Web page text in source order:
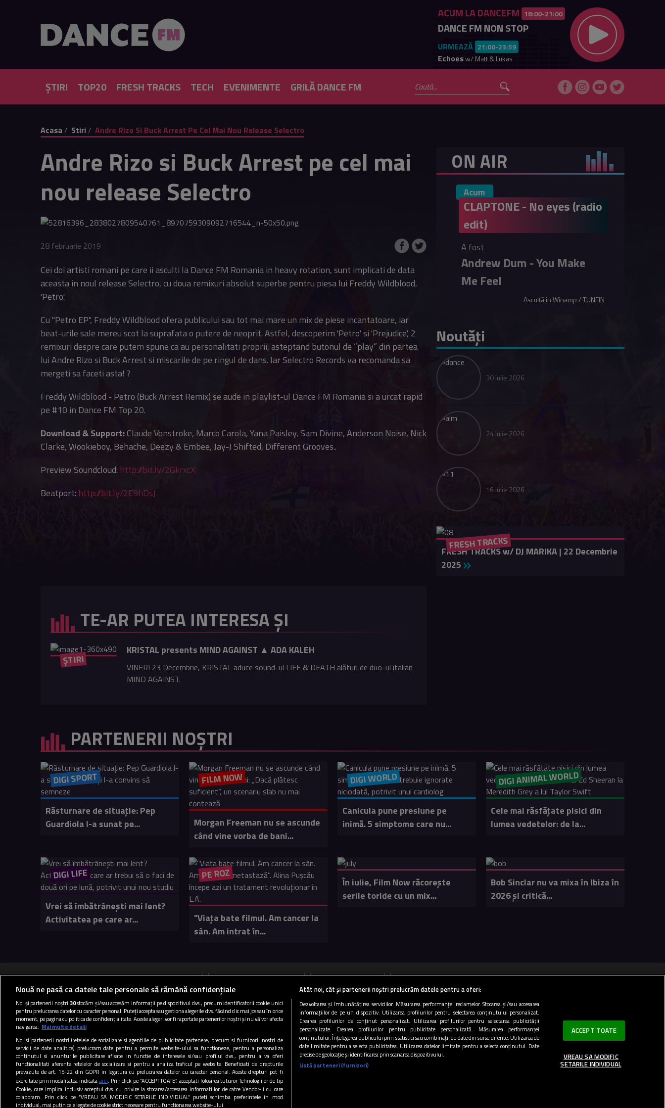
ACUM LA DANCEFM 18:00-21:00
DANCE FM NON STOP
URMEAZĂ 21:00-23:59
Echoesw/ Matt & Lukas
ȘTIRI TOP20 FRESH TRACKS TECH EVENIMENTE GRILĂ DANCE FM
Acasa Stiri Andre Rizo Si Buck Arrest Pe Cel Mai Nou Release Selectro
Andre Rizo si Buck Arrest pe cel mai
nou release Selectro
28 februarie 2019
Cei doi artisti romani pe care ii asculti la Dance FM Romania in heavy rotation, sunt implicati de data
aceasta in noul release Selectro, cu doua remixuri absolut superbe pentru piesa lui Freddy Wildblood,
'Petro'.
Cu "Petro EP", Freddy Wildblood ofera publicului sau tot mai mare un mix de piese incantatoare, iar
beat-urile sale mereu scot la suprafata o putere de neoprit. Astfel, descoperim 'Petro' si 'Prejudice', 2
remixuri despre care putem spune ca au personalitati proprii, asteptand butonul de “play” din partea
lui Andre Rizo si Buck Arrest si miscarile de pe ringul de dans. Iar Selectro Records va recomanda sa
mergeti sa faceti asta! ?
Freddy Wildblood - Petro (Buck Arrest Remix) se aude in playlist-ul Dance FM Romania si a urcat rapid
pe #10 in Dance FM Top 20.
Download & Support:Claude Vonstroke, Marco Carola, Yana Paisley, Sam Divine, Anderson Noise, Nick
Clarke, Wookieboy, Behache, Deezy & Embee, Jay-J Shifted, Different Grooves..
Preview Soundcloud: http://bit.ly/2GkrxcX
Beatport: http://bit.ly/2E9hDsJ
ON AIR
Acum
CLAPTONE - No eyes (radio
edit)
A fost
Andrew Dum - You Make
Me Feel
Ascultă înWinamp/TUNEIN
Noutăți
30 iulie 2026
24 iulie 2026
16 iulie 2026
FRESH TRACKS
FRESH TRACKS w/ DJ MARIKA | 22 Decembrie
2025
TE-AR PUTEA INTERESA ȘI
ȘTIRI
KRISTAL presents MIND AGAINST ▲ ADA KALEH
VINERI 23 Decembrie, KRISTAL aduce sound-ul LIFE & DEATH alături de duo-ul italian
MIND AGAINST.
PARTENERII NOȘTRI
DIGI SPORT
Răsturnare de situație: Pep
Guardiola l-a sunat pe...
FILM NOW
Morgan Freeman nu se ascunde
când vine vorba de bani...
DIGI WORLD
Canicula pune presiune pe
inimă. 5 simptome care nu...
DIGI ANIMAL WORLD
Cele mai răsfățate pisici din
lumea vedetelor: de la...
DIGI LIFE
Vrei să îmbătrânești mai lent?
Activitatea pe care ar...
PE ROZ
"Viața bate filmul. Am cancer la
sân. Am intrat în...
În iulie, Film Now răcorește
serile toride cu un mix...
Bob Sinclar nu va mixa în Ibiza în
2026 și critică...
București 89.5 FM Cluj 103 FM
Târgu Mureș 100 FM
Copyright © 2026 / DIGI ROMANIA S.A.
Termeni si conditii|Gestionați preferințele|Politica de confidentialitate|Arhiva Top 20
CONTACT/INFO CODUL ETIC
Urmărește-ne și pe:
Nouă ne pasă ca datele tale personale să rămână confidențiale
Noi și partenerii noștri 30stocăm și/sau accesăm informații pe dispozitivul dvs., precum identificatorii cookie unici
pentru prelucrarea datelor cu caracter personal. Puteți accepta sau gestiona alegerile dvs. făcând clic mai jos sau în orice
moment, pe pagina cu politica de confidențialitate. Aceste alegeri vor fi raportate partenerilor noștri și nu vă vor afecta
navigarea. Mai multe detalii
Noi si partenerii nostri (retelele de socializare si agentiile de publicitate partenere, precum si furnizorii nostri de
servicii de date analitice) prelucram date pentru a permite website-ului sa functioneze, pentru a personaliza
continutul si anunturile publicitare afisate in functie de interesele si/sau profilul dvs., pentru a va oferi
functionalitati aferente retelelor de socializare si pentru a analiza traficul pe website. Beneficiati de drepturile
prevazute de art. 15-22 din GDPR in legatura cu prelucrarea datelor cu caracter personal. Aceste drepturi pot fi
exercitate prin modalitatea indicataaici. Prin click pe “ACCEPT TOATE”, acceptati folosirea tuturor Tehnologiilor de tip
Cookie, care implica inclusiv acceptul dvs. cu privire la stocarea/accesarea informatiilor de catre Vendor-ii cu care
colaboram. Prin click pe “VREAU SA MODIFIC SETARILE INDIVIDUAL” puteti schimba preferintele in mod
individual, mai putin cele legate de cookie strict necesare pentru functionarea website-ului.
Atât noi, cât și partenerii noștri prelucrăm datele pentru a oferi:
Dezvoltarea și îmbunătățirea serviciilor. Măsurarea performanței reclamelor. Stocarea și/sau accesarea
informațiilor de pe un dispozitiv. Utilizarea profilurilor pentru selectarea conținutului personalizat.
Crearea profilurilor de conținut personalizat. Utilizarea profilurilor pentru selectarea publicității
personalizate. Crearea profilurilor pentru publicitate personalizată. Măsurarea performanței
conținutului. Înțelegerea publicului prin statistici sau combinații de date din surse diferite. Utilizarea de
date limitate pentru a selecta publicitatea. Utilizarea datelor limitate pentru a selecta conținutul. Date
precise de geolocație și identificarea prin scanarea dispozitivului.
Listă parteneri (furnizori)
ACCEPT TOATE
VREAU SA MODIFIC
SETARILE INDIVIDUAL